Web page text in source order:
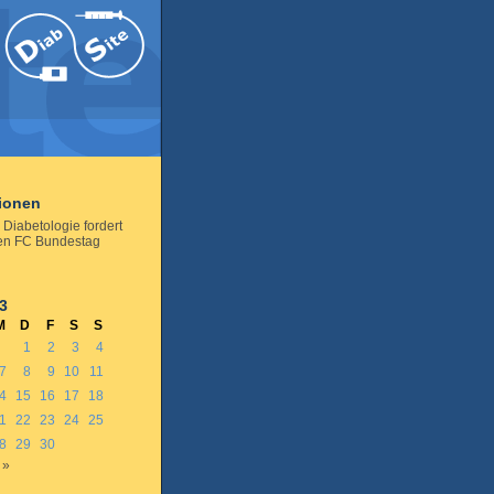
Diabetologie fordert
FC Bundestag
D F S
S
1
2 3
4
7 8 9 10
11
15 16 17
18
22 23 24 25
29
30